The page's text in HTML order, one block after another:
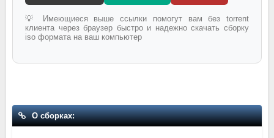
💡 Имеющиеся выше ссылки помогут вам без torrent
клиента через браузер быстро и надежно скачать сборку
iso формата на ваш компьютер
О сборках: